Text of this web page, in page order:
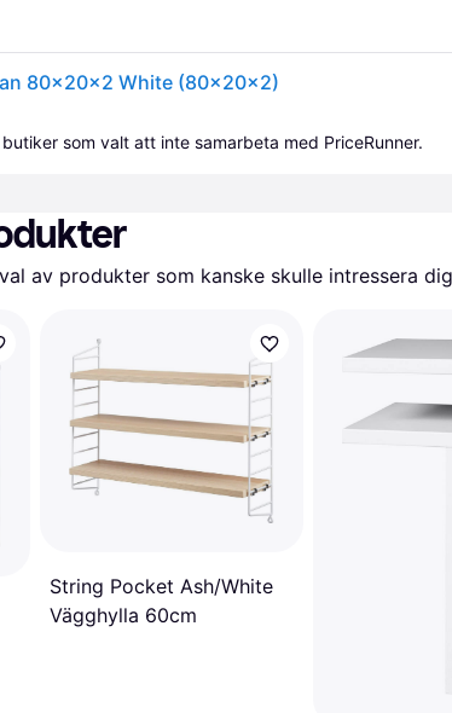
80x20x2 White (80x20x2)
butiker som valt att inte samarbeta med PriceRunner.
av produkter som kanske skulle intressera
String Pocket Ash/White
Vägghylla 60cm